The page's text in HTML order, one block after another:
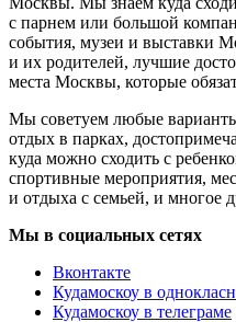
с парнем или большой
события, музеи и выставки
и их родителей, лучшие
места Москвы, которые
Мы советуем любые
отдых в парках,
куда можно сходить с
спортивные мероприятия,
и отдыха с семьей, и многое
Мы в социальных сетях
Вконтакте
Кудамоскоу в
Кудамоскоу в телеграме